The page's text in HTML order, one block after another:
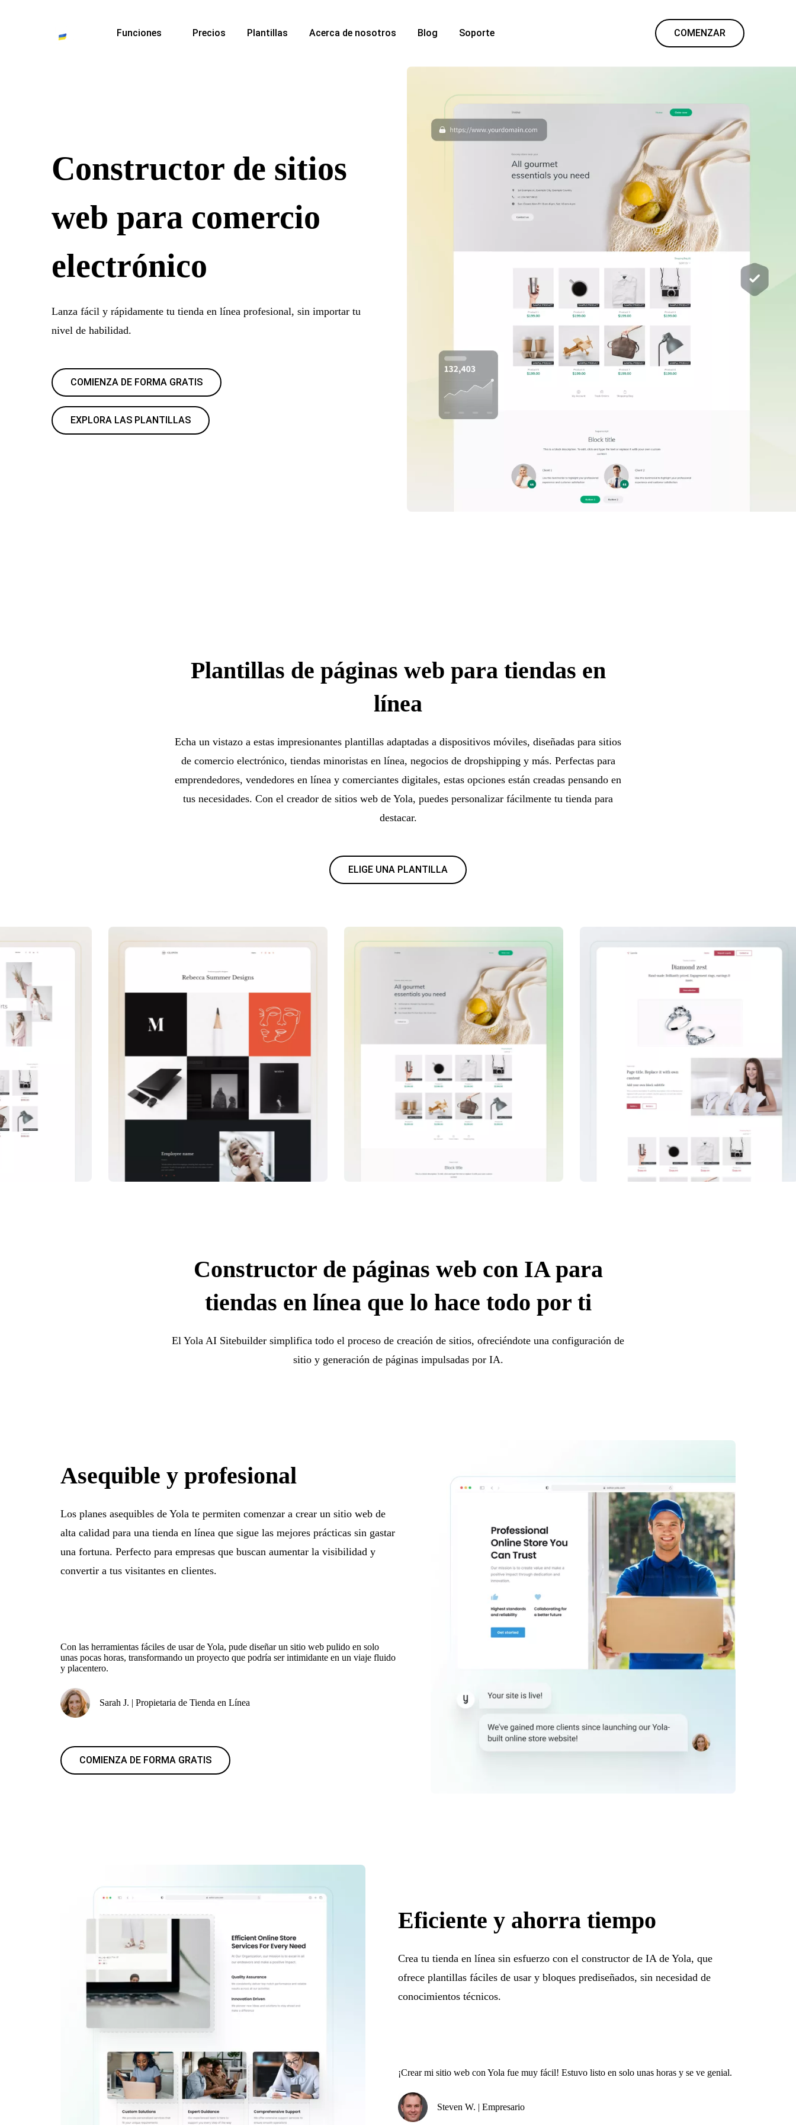
Funciones Precios Plantillas Acerca de nosotros Blog Soporte COMENZAR
Constructor de sitios
web para comercio
electrónico
Lanza fácil y rápidamente tu tienda en línea profesional, sin importar tu
nivel de habilidad.
COMIENZA DE FORMA GRATIS
EXPLORA LAS PLANTILLAS
Plantillas de páginas web para tiendas en
línea
Echa un vistazo a estas impresionantes plantillas adaptadas a dispositivos móviles, diseñadas para sitios
de comercio electrónico, tiendas minoristas en línea, negocios de dropshipping y más. Perfectas para
emprendedores, vendedores en línea y comerciantes digitales, estas opciones están creadas pensando en
tus necesidades. Con el creador de sitios web de Yola, puedes personalizar fácilmente tu tienda para
destacar.
ELIGE UNA PLANTILLA
Constructor de páginas web con IA para
tiendas en línea que lo hace todo por ti
El Yola AI Sitebuilder simplifica todo el proceso de creación de sitios, ofreciéndote una configuración de
sitio y generación de páginas impulsadas por IA.
Asequible y profesional
Los planes asequibles de Yola te permiten comenzar a crear un sitio web de
alta calidad para una tienda en línea que sigue las mejores prácticas sin gastar
una fortuna. Perfecto para empresas que buscan aumentar la visibilidad y
convertir a tus visitantes en clientes.
Con las herramientas fáciles de usar de Yola, pude diseñar un sitio web pulido en solo
unas pocas horas, transformando un proyecto que podría ser intimidante en un viaje fluido
y placentero.
Sarah J. | Propietaria de Tienda en Línea
COMIENZA DE FORMA GRATIS
Eficiente y ahorra tiempo
Crea tu tienda en línea sin esfuerzo con el constructor de IA de Yola, que
ofrece plantillas fáciles de usar y bloques prediseñados, sin necesidad de
conocimientos técnicos.
¡Crear mi sitio web con Yola fue muy fácil! Estuvo listo en solo unas horas y se ve genial.
Steven W. | Empresario